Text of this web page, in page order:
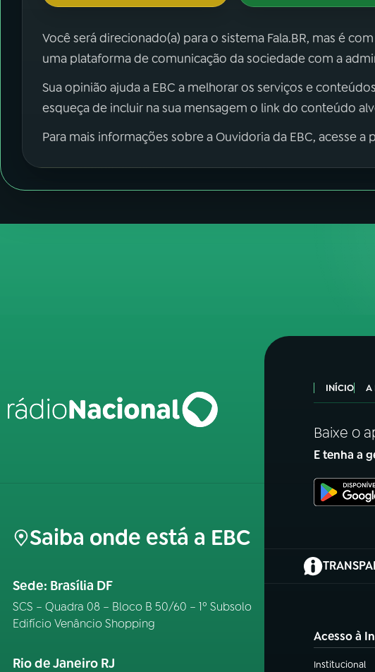
Você será direcionado(a) para o sistema Fala.BR, mas é
uma plataforma de comunicação da sociedade com a
Sua opinião ajuda a EBC a melhorar os serviços e
esqueça de incluir na sua mensagem o link do conteúdo
Para mais informações sobre a Ouvidoria da EBC, acesse a
Saiba onde está a EBC
Sede: Brasília DF
SCS – Quadra 08 – Bloco B 50/60 – 1º Subsolo
Edifício Venâncio Shopping
Rio de Janeiro RJ
INÍCIO A
Baixe o
E tenha a
(abre em
Acesso à
Institucional
(abre em nova